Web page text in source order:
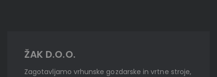
ŽAK D.O.O.
Zagotavljamo vrhunske gozdarske in vrtne stroje,